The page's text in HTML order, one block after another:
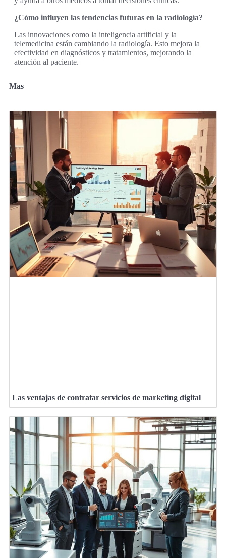
¿Cómo influyen las tendencias futuras en la radiología?
Las innovaciones como la inteligencia artificial y la
telemedicina están cambiando la radiología. Esto mejora la
efectividad en diagnósticos y tratamientos, mejorando la
atención al paciente.
Mas
Las ventajas de contratar servicios de marketing digital